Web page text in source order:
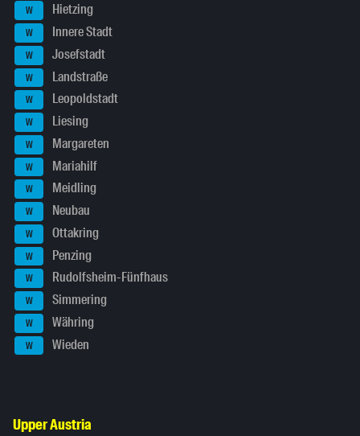
W Hietzing
W Innere Stadt
W Josefstadt
W Landstraße
W Leopoldstadt
W Liesing
W Margareten
W Mariahilf
W Meidling
W Neubau
W Ottakring
W Penzing
W Rudolfsheim-Fünfhaus
W Simmering
W Währing
W Wieden
Upper Austria